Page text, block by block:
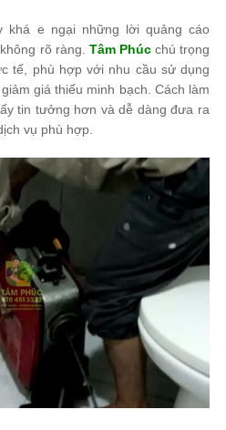
khá e ngại những lời quảng cáo
rõ ràng. Tâm Phúcchú trọng
tế, phù hợp với nhu cầu sử dụng
giá thiếu minh bạch. Cách làm
tin tưởng hơn và dễ dàng đưa ra
vụ phù hợp.